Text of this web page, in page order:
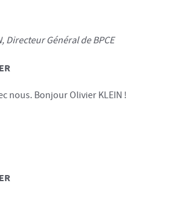
Directeur Général de BPCE
nous. Bonjour Olivier KLEIN !